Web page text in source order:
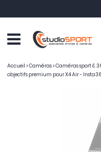
Accueil >Caméras>Caméras sport &
objectifs premium pour X4 Air -